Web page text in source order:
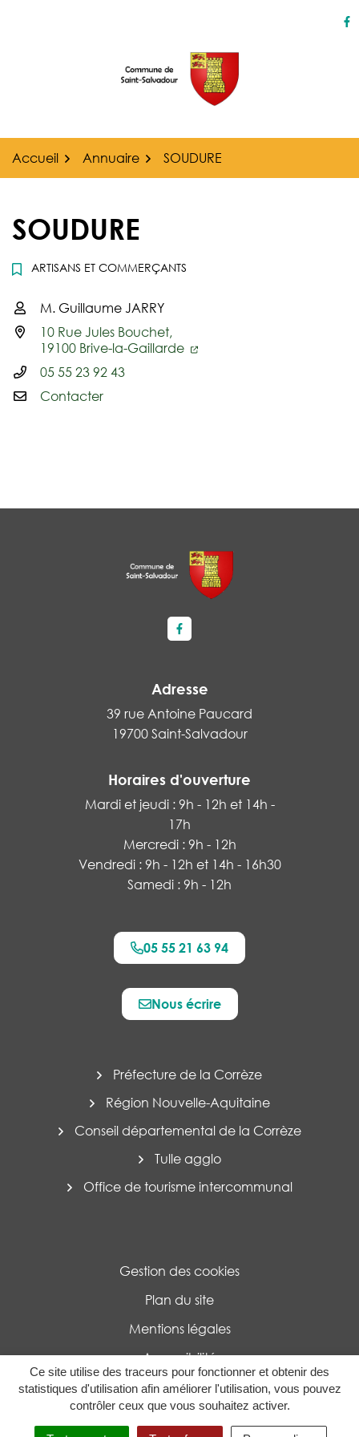
Ce site utilise des traceurs pour fonctionner et obtenir des
statistiques d'utilisation afin améliorer l'utilisation, vous pouvez
contrôler ceux que vous souhaitez activer.
MENU RECHERCHE
Accueil Annuaire SOUDURE
SOUDURE
ARTISANS ET COMMERÇANTS
Infos utiles
M. Guillaume JARRY
10 Rue Jules Bouchet,
19100 Brive-la-Gaillarde
05 55 23 92 43
Contacter
Lien vers le compte Facebook
Adresse
39 rue Antoine Paucard
19700 Saint-Salvadour
Horaires d'ouverture
Mardi et jeudi : 9h - 12h et 14h -
17h
Mercredi : 9h - 12h
Vendredi : 9h - 12h et 14h - 16h30
Samedi : 9h - 12h
05 55 21 63 94
Nous écrire
Préfecture de la Corrèze
Région Nouvelle-Aquitaine
Conseil départemental de la Corrèze
Tulle agglo
Office de tourisme intercommunal
Gestion des cookies
Plan du site
Mentions légales
Accessibilité
Politique de confidentialité